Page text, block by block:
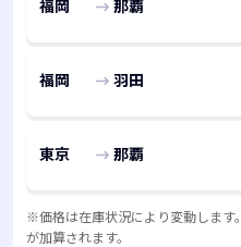
福岡 那覇
福岡 羽田
東京 那覇
※価格は在庫状況により変動します
が加算されます。